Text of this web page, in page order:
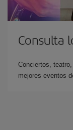
Consulta
Conciertos,
mejores eventos